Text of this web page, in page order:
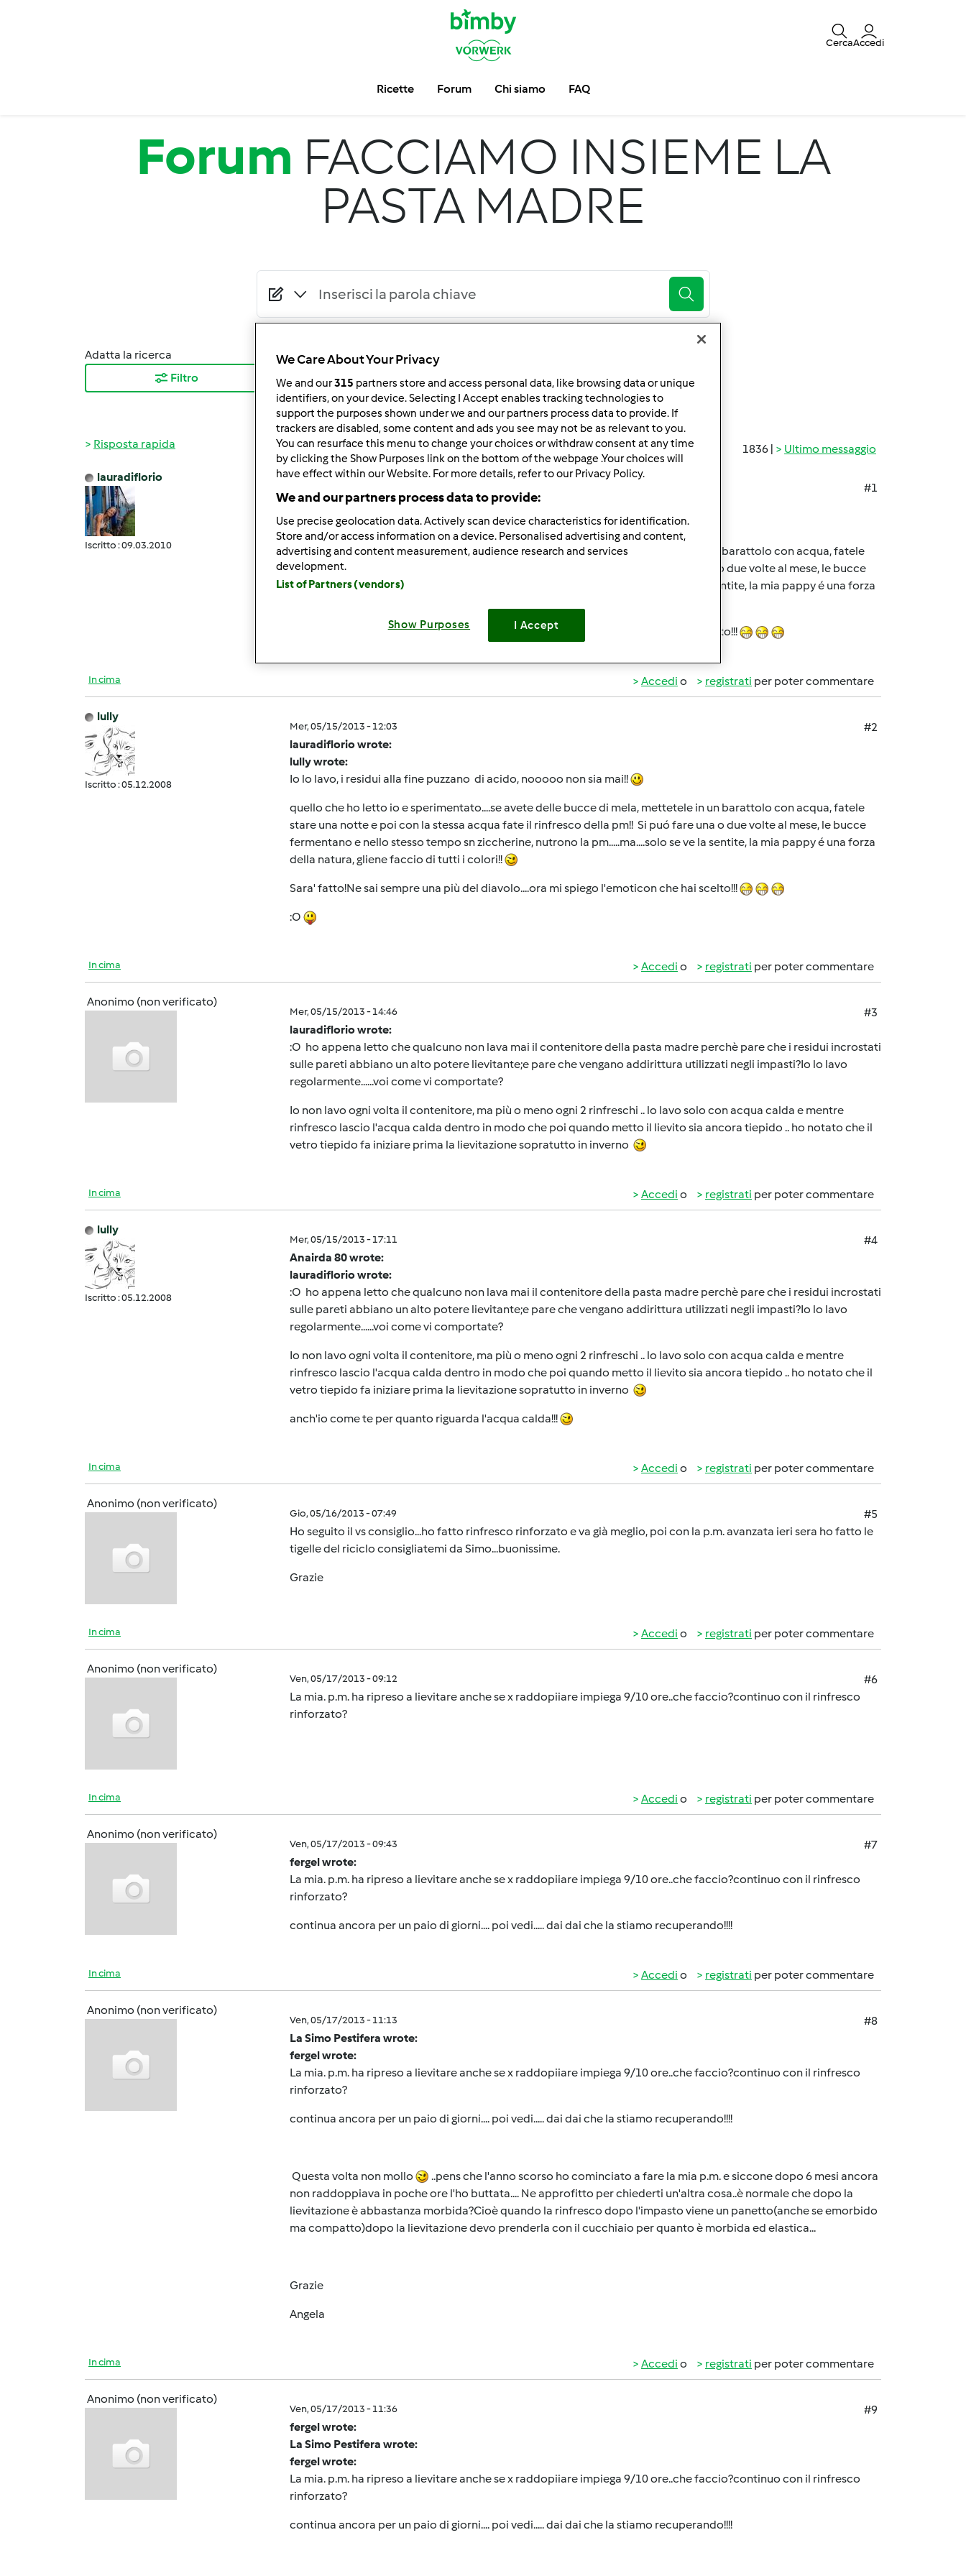
CercaAccedi
Ricette Forum Chi siamo FAQ
Forum FACCIAMO INSIEME LA
PASTA MADRE
Adatta la ricerca
Filtro
Ordina per:
I risultati più recenti
10
1836 | Ultimo messaggio
Risposta rapida
lauradiflorio
Iscritto : 09.03.2010
#1
lully wrote:
Io lo lavo, i residui alla fine puzzano di acido, nooooo non sia mai!!
quello che ho letto io e sperimentato....se avete delle bucce di mela, mettetele in un barattolo con acqua, fatele
stare una notte e poi con la stessa acqua fate il rinfresco della pm!! Si puó fare una o due volte al mese, le bucce
fermentano e nello stesso tempo sn ziccherine, nutrono la pm.....ma....solo se ve la sentite, la mia pappy é una forza
Sara' fatto!Ne sai sempre una più del diavolo....ora mi spiego l'emoticon che hai scelto!!!
In cima Accedi o registrati per poter commentare
lully
Iscritto : 05.12.2008
Mer, 05/15/2013 - 12:03
#2
lauradiflorio wrote:
lully wrote:
Io lo lavo, i residui alla fine puzzano di acido, nooooo non sia mai!!
quello che ho letto io e sperimentato....se avete delle bucce di mela, mettetele in un barattolo con acqua, fatele
stare una notte e poi con la stessa acqua fate il rinfresco della pm!! Si puó fare una o due volte al mese, le bucce
fermentano e nello stesso tempo sn ziccherine, nutrono la pm.....ma....solo se ve la sentite, la mia pappy é una forza
della natura, gliene faccio di tutti i colori!!
Sara' fatto!Ne sai sempre una più del diavolo....ora mi spiego l'emoticon che hai scelto!!!
:O
In cima Accedi o registrati per poter commentare
Anonimo (non verificato)
Mer, 05/15/2013 - 14:46
#3
lauradiflorio wrote:
:O ho appena letto che qualcuno non lava mai il contenitore della pasta madre perchè pare che i residui incrostati
sulle pareti abbiano un alto potere lievitante;e pare che vengano addirittura utilizzati negli impasti?Io lo lavo
regolarmente......voi come vi comportate?
Io non lavo ogni volta il contenitore, ma più o meno ogni 2 rinfreschi .. lo lavo solo con acqua calda e mentre
rinfresco lascio l'acqua calda dentro in modo che poi quando metto il lievito sia ancora tiepido .. ho notato che il
vetro tiepido fa iniziare prima la lievitazione sopratutto in inverno
In cima Accedi o registrati per poter commentare
lully
Iscritto : 05.12.2008
Mer, 05/15/2013 - 17:11
#4
Anairda 80 wrote:
lauradiflorio wrote:
:O ho appena letto che qualcuno non lava mai il contenitore della pasta madre perchè pare che i residui incrostati
sulle pareti abbiano un alto potere lievitante;e pare che vengano addirittura utilizzati negli impasti?Io lo lavo
regolarmente......voi come vi comportate?
Io non lavo ogni volta il contenitore, ma più o meno ogni 2 rinfreschi .. lo lavo solo con acqua calda e mentre
rinfresco lascio l'acqua calda dentro in modo che poi quando metto il lievito sia ancora tiepido .. ho notato che il
vetro tiepido fa iniziare prima la lievitazione sopratutto in inverno
anch'io come te per quanto riguarda l'acqua calda!!!
In cima Accedi o registrati per poter commentare
Anonimo (non verificato)
Gio, 05/16/2013 - 07:49
#5
Ho seguito il vs consiglio...ho fatto rinfresco rinforzato e va già meglio, poi con la p.m. avanzata ieri sera ho fatto le
tigelle del riciclo consigliatemi da Simo...buonissime.
Grazie
In cima Accedi o registrati per poter commentare
Anonimo (non verificato)
Ven, 05/17/2013 - 09:12
#6
La mia. p.m. ha ripreso a lievitare anche se x raddopiiare impiega 9/10 ore..che faccio?continuo con il rinfresco
rinforzato?
In cima Accedi o registrati per poter commentare
Anonimo (non verificato)
Ven, 05/17/2013 - 09:43
#7
fergel wrote:
La mia. p.m. ha ripreso a lievitare anche se x raddopiiare impiega 9/10 ore..che faccio?continuo con il rinfresco
rinforzato?
continua ancora per un paio di giorni.... poi vedi..... dai dai che la stiamo recuperando!!!!
In cima Accedi o registrati per poter commentare
Anonimo (non verificato)
Ven, 05/17/2013 - 11:13
#8
La Simo Pestifera wrote:
fergel wrote:
La mia. p.m. ha ripreso a lievitare anche se x raddopiiare impiega 9/10 ore..che faccio?continuo con il rinfresco
rinforzato?
continua ancora per un paio di giorni.... poi vedi..... dai dai che la stiamo recuperando!!!!
Questa volta non mollo
..pens che l'anno scorso ho cominciato a fare la mia p.m. e siccone dopo 6 mesi ancora
non raddoppiava in poche ore l'ho buttata.... Ne approfitto per chiederti un'altra cosa..è normale che dopo la
lievitazione è abbastanza morbida?Cioè quando la rinfresco dopo l'impasto viene un panetto(anche se emorbido
ma compatto)dopo la lievitazione devo prenderla con il cucchiaio per quanto è morbida ed elastica...
Grazie
Angela
In cima Accedi o registrati per poter commentare
Anonimo (non verificato)
Ven, 05/17/2013 - 11:36
#9
fergel wrote:
La Simo Pestifera wrote:
fergel wrote:
La mia. p.m. ha ripreso a lievitare anche se x raddopiiare impiega 9/10 ore..che faccio?continuo con il rinfresco
rinforzato?
continua ancora per un paio di giorni.... poi vedi..... dai dai che la stiamo recuperando!!!!
We Care About Your Privacy
We and our315 partners store and access personal data, like browsing data or unique
identifiers, on your device. Selecting I Accept enables tracking technologies to
support the purposes shown under we and our partners process data to provide. If
trackers are disabled, some content and ads you see may not be as relevant to you.
You can resurface this menu to change your choices or withdraw consent at any time
by clicking the Show Purposes link on the bottom of the webpage .Your choices will
have effect within our Website. For more details, refer to our Privacy Policy.
We and our partners process data to provide:
Use precise geolocation data. Actively scan device characteristics for identification.
Store and/or access information on a device. Personalised advertising and content,
advertising and content measurement, audience research and services
development.
List of Partners (vendors)
Show Purposes I Accept